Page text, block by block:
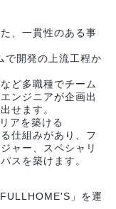
、一貫性のある事
開発の上流工程か
ど多職種でチーム
ンジニアが企画出
せます。
アを築ける
仕組みがあり、フ
ャー、スペシャリ
スを築けます。
」を運